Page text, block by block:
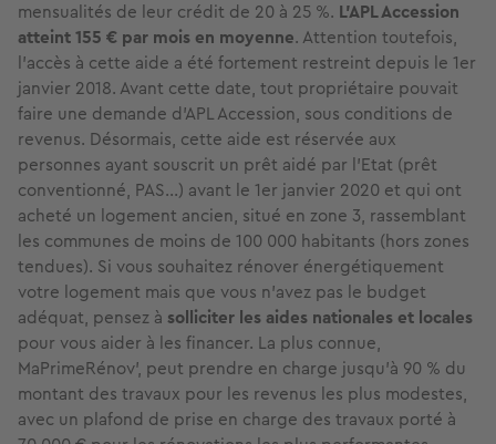
mensualités de leur crédit de 20 à 25 %. L’APL Accession
atteint 155 € par mois en moyenne. Attention toutefois,
l’accès à cette aide a été fortement restreint depuis le 1er
janvier 2018. Avant cette date, tout propriétaire pouvait
faire une demande d’APL Accession, sous conditions de
revenus. Désormais, cette aide est réservée aux
personnes ayant souscrit un prêt aidé par l'Etat (prêt
conventionné, PAS...) avant le 1er janvier 2020 et qui ont
acheté un logement ancien, situé en zone 3, rassemblant
les communes de moins de 100 000 habitants (hors zones
tendues). Si vous souhaitez rénover énergétiquement
votre logement mais que vous n’avez pas le budget
adéquat, pensez à solliciter les aides nationales et locales
pour vous aider à les financer. La plus connue,
MaPrimeRénov', peut prendre en charge jusqu’à 90 % du
montant des travaux pour les revenus les plus modestes,
avec un plafond de prise en charge des travaux porté à